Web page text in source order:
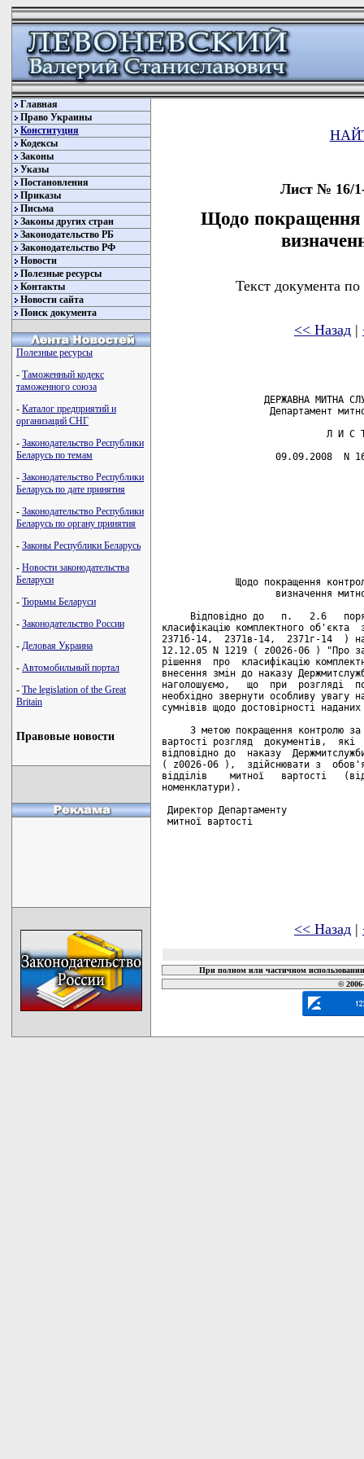
Главная
Право Украины
Конституция
Кодексы
Законы
Указы
Постановления
Приказы
Письма
Законы других стран
Законодательство РБ
Законодательство РФ
Новости
Полезные ресурсы
Контакты
Новости сайта
Поиск документа
Полезные ресурсы
- Таможенный кодекс
таможенного союза
- Каталог предприятий и
организаций СНГ
- Законодательство Республики
Беларусь по темам
- Законодательство Республики
Беларусь по дате принятия
- Законодательство Республики
Беларусь по органу принятия
- Законы Республики Беларусь
- Новости законодательства
Беларуси
- Тюрьмы Беларуси
- Законодательство России
- Деловая Украина
- Автомобильный портал
- The legislation of the Great
Britain
Правовые новости
Лист № 16/
Щодо покращення
Текст документа
<< Назад |
ДЕРЖАВНА МИТНА
Департамент
Л И С
09.09.2008  N
Щодо покращення
визначення
Відповідно до   п.   2.6
класифікацію комплектного
2371б-14,  2371в-14,  2371г-14  )
12.12.05 N 1219 ( z0026-06 ) "Про
рішення  про  класифікацію
внесення змін до наказу
наголошуємо,   що  при  розгляді
необхідно звернути особливу увагу
сумнівів щодо достовірності
З метою покращення контролю
вартості розгляд  документів,
відповідно до  наказу
( z0026-06 ),  здійснювати з
відділів    митної   вартості
номенклатури).
Директор Департаменту
митної вартості
<< Назад |
При полном или частичном
©